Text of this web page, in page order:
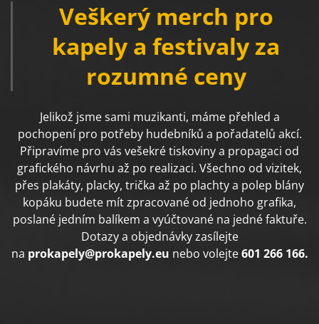
Veškerý merch pro
kapely a festivaly za
rozumné ceny
Jelikož jsme sami muzikanti, máme přehled a
pochopení pro potřeby hudebníků a pořadatelů akcí.
Připravíme pro vás vešekré tiskoviny a propagaci od
grafického návrhu až po realizaci. Všechno od vizitek,
přes plakáty, placky, trička až po plachty a polep blány
kopáku budete mít zpracované od jednoho grafika,
poslané jedním balíkem a vyúčtované na jedné faktuře.
Dotazy a objednávky zasílejte
na prokapely@prokapely.eu nebo volejte601 266 166.